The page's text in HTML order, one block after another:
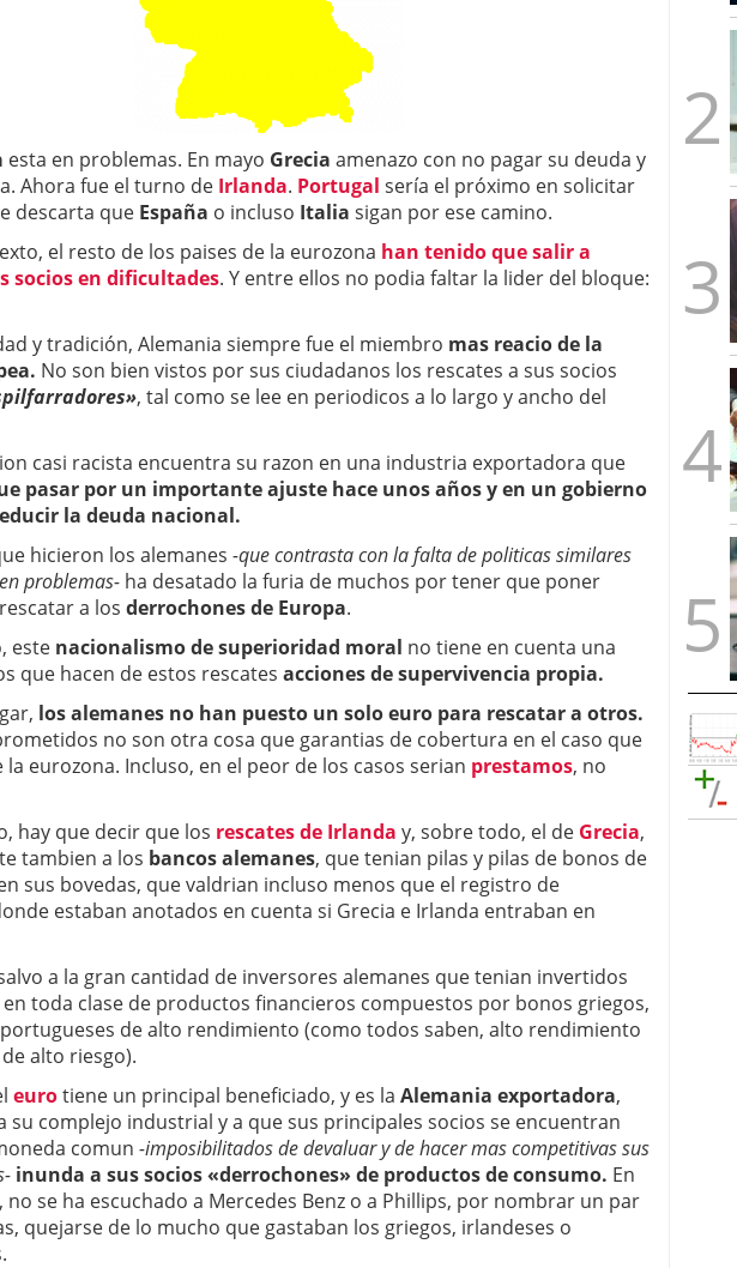
21 de noviembre de 2025
¿Cuánto cuesta un software punto de venta?
esta en problemas. En mayo Grecia amenazo con no pagar su deuda y
Ahora fue el turno de Irlanda. Portugal sería el próximo en solicitar
descarta que España o incluso Italia sigan por ese camino.
el resto de los paises de la eurozona han tenido que salir a
socios en dificultades. Y entre ellos no podia faltar la lider del bloque:
y tradición, Alemania siempre fue el miembro mas reacio de la
No son bien vistos por sus ciudadanos los rescates a sus socios
, tal como se lee en periodicos a lo largo y ancho del
casi racista encuentra su razon en una industria exportadora que
pasar por un importante ajuste hace unos años y en un gobierno
la deuda nacional.
hicieron los alemanes -que contrasta con la falta de politicas similares
problemas- ha desatado la furia de muchos por tener que poner
a los derrochones de Europa.
este nacionalismo de superioridad moral no tiene en cuenta una
que hacen de estos rescates acciones de supervivencia propia.
los alemanes no han puesto un solo euro para rescatar a otros.
no son otra cosa que garantias de cobertura en el caso que
la eurozona. Incluso, en el peor de los casos serian prestamos, no
hay que decir que los rescates de Irlanda y, sobre todo, el de Grecia,
tambien a los bancos alemanes, que tenian pilas y pilas de bonos de
sus bovedas, que valdrian incluso menos que el registro de
estaban anotados en cuenta si Grecia e Irlanda entraban en
a la gran cantidad de inversores alemanes que tenian invertidos
en toda clase de productos financieros compuestos por bonos griegos,
de alto rendimiento (como todos saben, alto rendimiento
alto riesgo).
eurotiene un principal beneficiado, y es la Alemania exportadora,
su complejo industrial y a que sus principales socios se encuentran
comun -imposibilitados de devaluar y de hacer mas competitivas sus
inunda a sus socios «derrochones» de productos de consumo. En
no se ha escuchado a Mercedes Benz o a Phillips, por nombrar un par
quejarse de lo mucho que gastaban los griegos, irlandeses o